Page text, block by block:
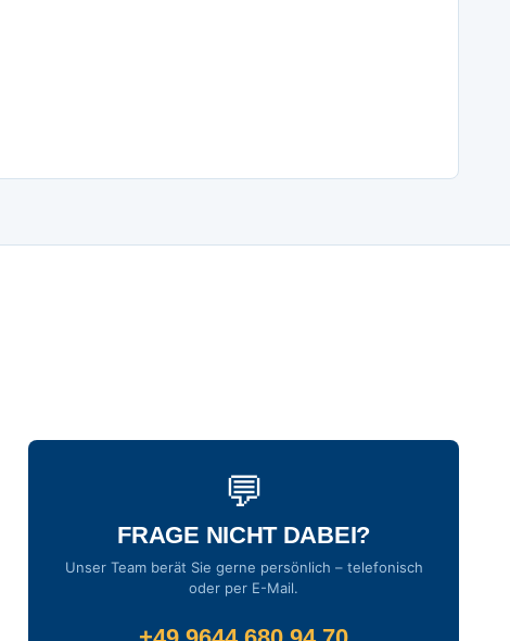
💬
FRAGE NICHT DABEI?
Unser Team berät Sie gerne persönlich – telefonisch
oder per E-Mail.